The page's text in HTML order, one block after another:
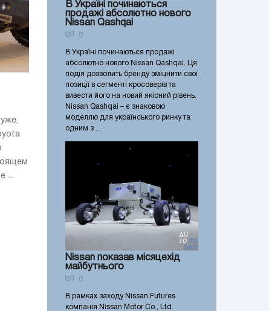
...
В Україні починаються
продажі абсолютно нового
Nissan Qashqai
0
В Україні починаються продажі
абсолютно нового Nissan Qashqai. Ця
подія дозволить бренду зміцнити свої
позиції в сегменті кросоверів та
вивести його на новий якісний рівень.
Nissan Qashqai – є знаковою
моделлю для українського ринку та
одним з ...
Nissan показав місяцехід
майбутнього
0
В рамках заходу Nissan Futures
компанія Nissan Motor Co., Ltd.